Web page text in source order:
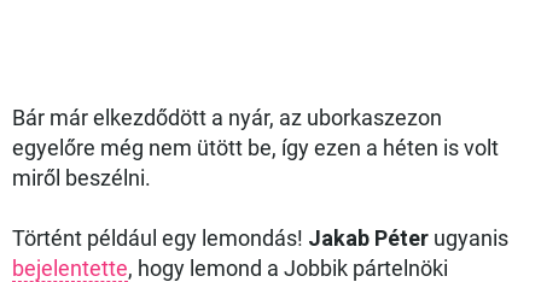
Bár már elkezdődött a nyár, az uborkaszezon
egyelőre még nem ütött be, így ezen a héten is volt
miről beszélni.
Történt például egy lemondás! Jakab Péter ugyanis
bejelentette, hogy lemond a Jobbik pártelnöki